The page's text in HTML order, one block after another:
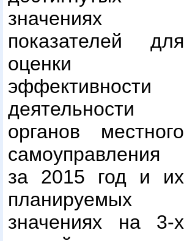
значениях
показателей для
оценки
эффективности
деятельности
органов местного
самоуправления
за 2015 год и их
планируемых
значениях на 3-х